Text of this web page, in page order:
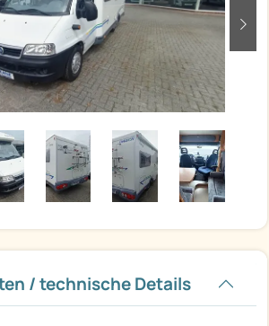
/ technische Details